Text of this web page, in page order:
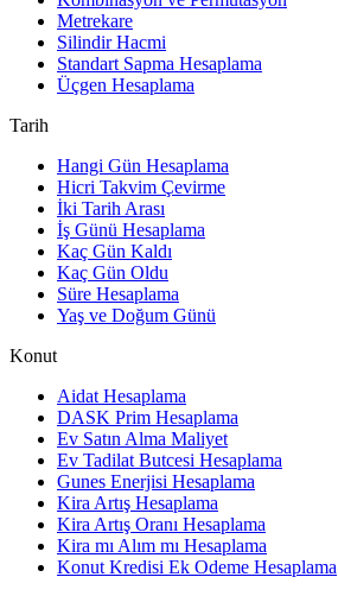
Metrekare
Silindir Hacmi
Standart Sapma Hesaplama
Üçgen Hesaplama
Tarih
Hangi Gün Hesaplama
Hicri Takvim Çevirme
İki Tarih Arası
İş Günü Hesaplama
Kaç Gün Kaldı
Kaç Gün Oldu
Süre Hesaplama
Yaş ve Doğum Günü
Konut
Aidat Hesaplama
DASK Prim Hesaplama
Ev Satın Alma Maliyet
Ev Tadilat Butcesi Hesaplama
Gunes Enerjisi Hesaplama
Kira Artış Hesaplama
Kira Artış Oranı Hesaplama
Kira mı Alım mı Hesaplama
Konut Kredisi Ek Odeme Hesaplama